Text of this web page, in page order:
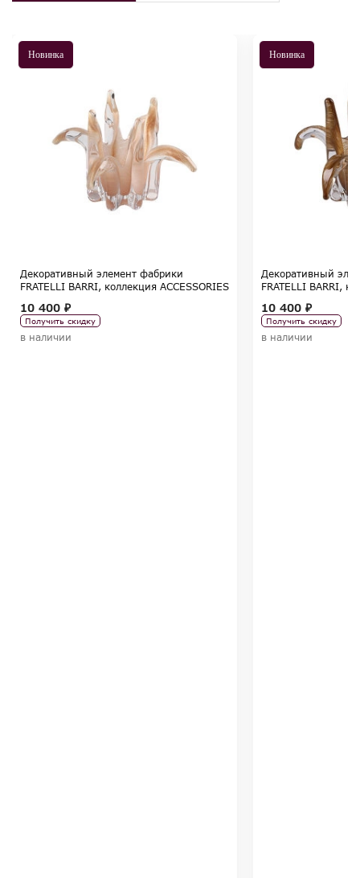
Новинка
Декоративный элемент фабрики
FRATELLI BARRI, коллекция ACCESSORIES
10 400 ₽
Получить скидку
в наличии
Новинка
Декоративный
FRATELLI BARRI,
10 400 ₽
Получить скидку
в наличии